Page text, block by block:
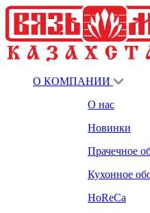
О КОМПАНИИ
О нас
Новинки
Прачечное
Кухонное
HoReCa